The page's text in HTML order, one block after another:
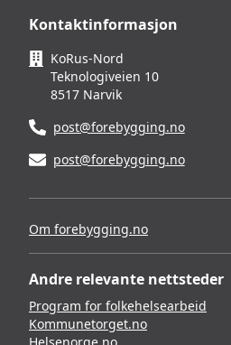
Kontaktinformasjon
KoRus-Nord
Teknologiveien 10
8517 Narvik
post@forebygging.no
post@forebygging.no
Om forebygging.no
Andre relevante nettsteder
Program for folkehelsearbeid
Kommunetorget.no